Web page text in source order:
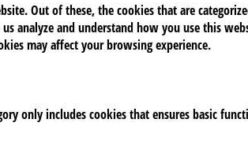
Out of these, the cookies that are
analyze and understand how you use this
may affect your browsing experience.
only includes cookies that ensures basic